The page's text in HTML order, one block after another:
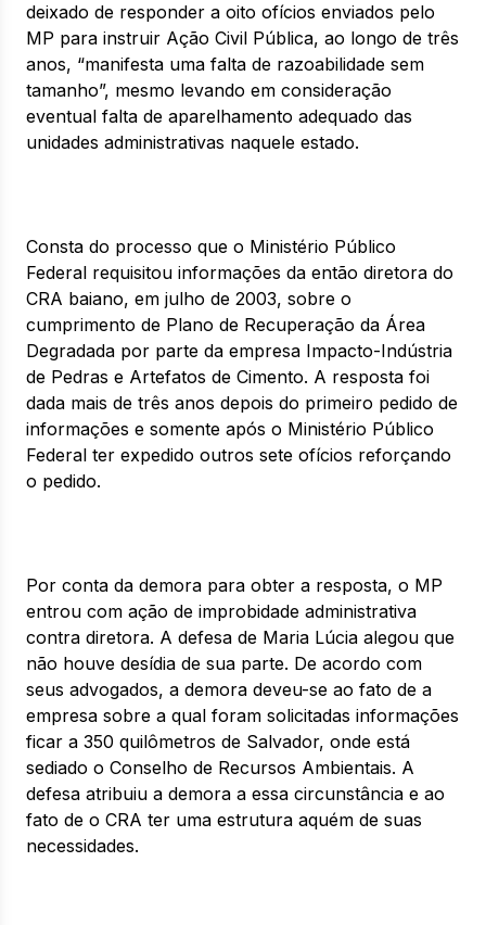
deixado de responder a oito ofícios enviados pelo
MP para instruir Ação Civil Pública, ao longo de três
anos, “manifesta uma falta de razoabilidade sem
tamanho”, mesmo levando em consideração
eventual falta de aparelhamento adequado das
unidades administrativas naquele estado.
Consta do processo que o Ministério Público
Federal requisitou informações da então diretora do
CRA baiano, em julho de 2003, sobre o
cumprimento de Plano de Recuperação da Área
Degradada por parte da empresa Impacto-Indústria
de Pedras e Artefatos de Cimento. A resposta foi
dada mais de três anos depois do primeiro pedido de
informações e somente após o Ministério Público
Federal ter expedido outros sete ofícios reforçando
o pedido.
Por conta da demora para obter a resposta, o MP
entrou com ação de improbidade administrativa
contra diretora. A defesa de Maria Lúcia alegou que
não houve desídia de sua parte. De acordo com
seus advogados, a demora deveu-se ao fato de a
empresa sobre a qual foram solicitadas informações
ficar a 350 quilômetros de Salvador, onde está
sediado o Conselho de Recursos Ambientais. A
defesa atribuiu a demora a essa circunstância e ao
fato de o CRA ter uma estrutura aquém de suas
necessidades.